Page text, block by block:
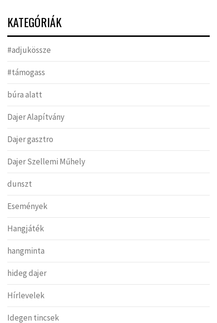
KATEGÓRIÁK
#adjukössze
#támogass
búra alatt
Dajer Alapítvány
Dajer gasztro
Dajer Szellemi Műhely
dunszt
Események
Hangjáték
hangminta
hideg dajer
Hírlevelek
Idegen tincsek